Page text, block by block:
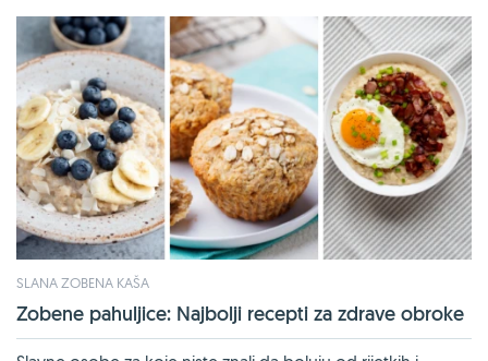
SLANA ZOBENA KAŠA
Zobene pahuljice: Najbolji recepti za zdrave obroke